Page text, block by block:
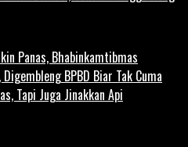
Panas, Bhabinkamtibmas
BPBD Biar Tak Cuma
Tapi Juga Jinakkan Api